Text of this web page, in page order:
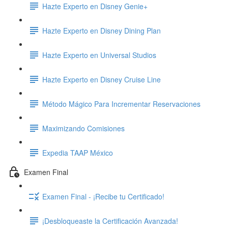
Hazte Experto en Disney Genie+
Hazte Experto en Disney Dining Plan
Hazte Experto en Universal Studios
Hazte Experto en Disney Cruise Line
Método Mágico Para Incrementar Reservaciones
Maximizando Comisiones
Expedia TAAP México
Examen Final
Examen Final - ¡Recibe tu Certificado!
¡Desbloqueaste la Certificación Avanzada!